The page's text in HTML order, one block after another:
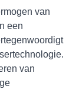
van
een
van